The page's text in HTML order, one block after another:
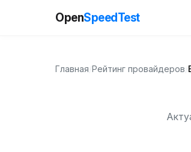
OpenSpeedTest
Главная Рейтинг провайдеров